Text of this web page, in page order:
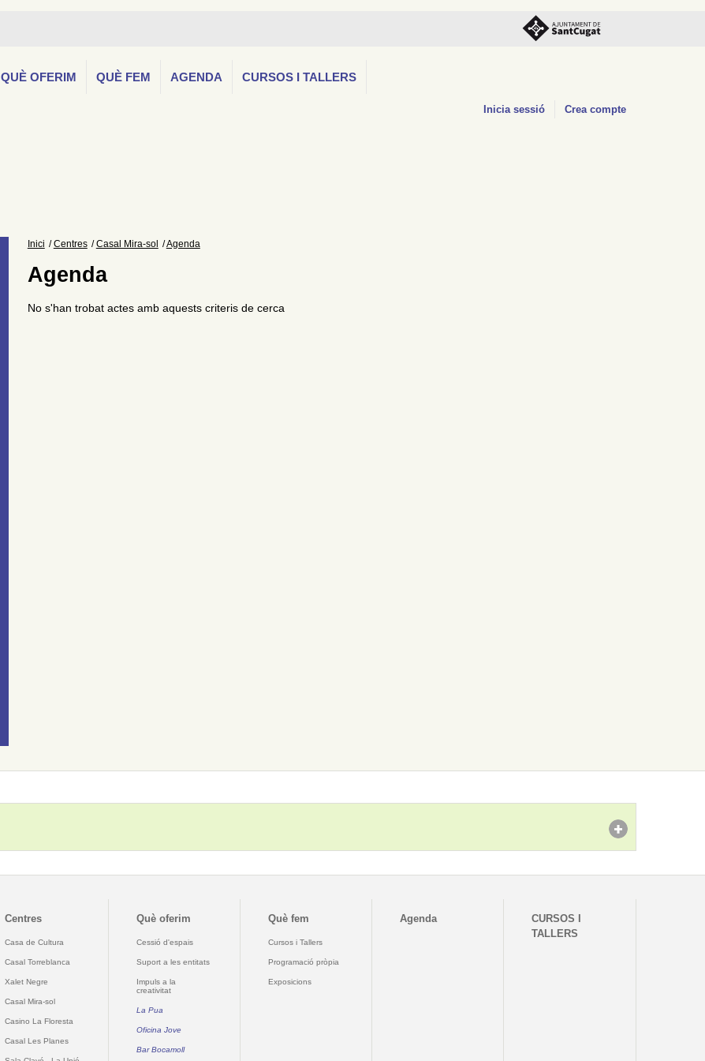
QUÈ OFERIM QUÈ FEM AGENDA CURSOS I TALLERS
Inicia sessió Crea compte
Inici Centres Casal Mira-sol Agenda
Agenda
No s'han trobat actes amb aquests criteris de cerca
Centres
Casa de Cultura
Casal Torreblanca
Xalet Negre
Casal Mira-sol
Casino La Floresta
Casal Les Planes
Què oferim
Cessió d'espais
Suport a les entitats
Impuls a la
creativitat
La Pua
Oficina Jove
Bar Bocamoll
Què fem
Cursos i Tallers
Programació pròpia
Exposicions
Agenda
CURSOS I
TALLERS